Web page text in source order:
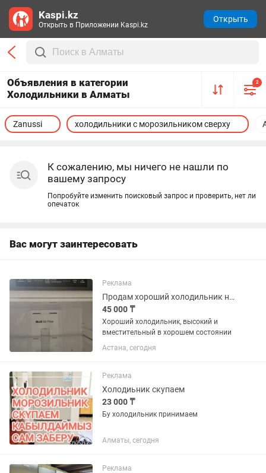
Объявления в категории
Холодильники в Алматы
2
Zanussi холодильники с морозильником сверху
К сожалению, мы ничего не нашли по
вашему запросу
Попробуйте изменить поисковый запрос и проверить, нет ли
опечаток
Вас могут заинтересовать
Реклама
Продам хороший холодильник не дорого
45 000 ₸
Хороший холодильник, высокий и
вместительный в хорошем состоянии
Астана, сегодня
Реклама
Холодиьник скупаем
23 000 ₸
Бу холодильник принимаем
Алматы, сегодня
Реклама
Kaspi.kz
Открыть в Приложении Kaspi.kz
Открыть